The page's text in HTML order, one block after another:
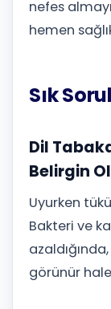
nefes
hemen
Sık
Dil
Belirgin
Uyurken
Bakteri ve
görünür